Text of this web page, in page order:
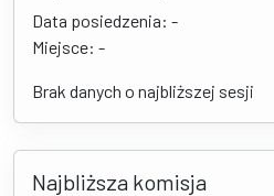
Data posiedzenia: -
Miejsce: -
Brak danych o najbliższej sesji
Najbliższa komisja